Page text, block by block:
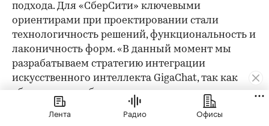
подхода. Для «СберСити» ключевыми
ориентирами при проектировании стали
технологичность решений, функциональность и
лаконичность форм. «В данный момент мы
разрабатываем стратегию интеграции
искусственного интеллекта GigaChat, так как
убеждены, что будущее ресторанов — за
цифровизацией», — делятся планами в пресс-
службе. Открытие в «СберСити» — логичный
Лента Радио Офисы